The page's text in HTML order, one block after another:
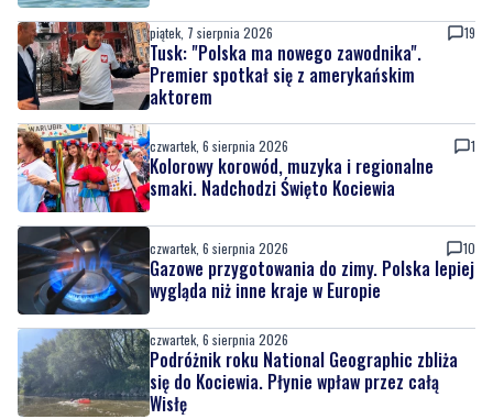
piątek, 7 sierpnia 2026 19
Tusk: "Polska ma nowego zawodnika".
Premier spotkał się z amerykańskim
aktorem
czwartek, 6 sierpnia 2026 1
Kolorowy korowód, muzyka i regionalne
smaki. Nadchodzi Święto Kociewia
czwartek, 6 sierpnia 2026 10
Gazowe przygotowania do zimy. Polska lepiej
wygląda niż inne kraje w Europie
czwartek, 6 sierpnia 2026
Podróżnik roku National Geographic zbliża
się do Kociewia. Płynie wpław przez całą
Wisłę